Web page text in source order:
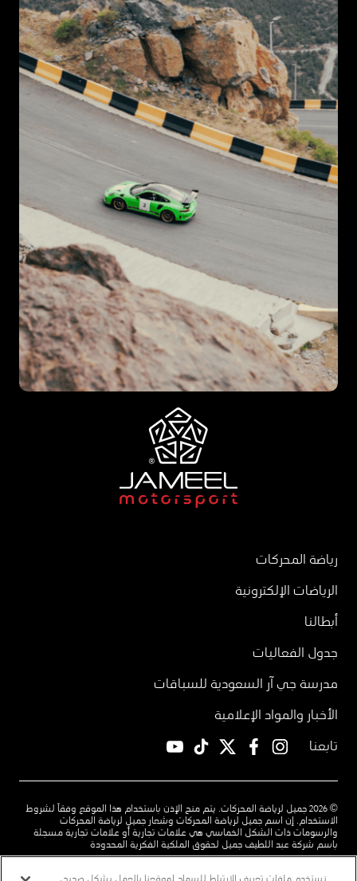
رياضة المحركات
الرياضات الإلكترونية
أبطالنا
جدول الفعاليات
مدرسة جي آر السعودية للسباقات
الأخبار والمواد الإعلامية
تابعنا
instagram
facebook
twitter
TikTok
© 2026 جميل لرياضة المحركات. يتم منح الإذن باستخدام هذا الموقع وفقاً لشروط
الاستخدام. إن اسم جميل لرياضة المحركات وشعار جميل لرياضة المحركات
والرسومات ذات الشكل الخماسي هي علامات تجارية أو علامات تجارية مسجلة
باسم شركة عبد اللطيف جميل لحقوق الملكية الفكرية المحدودة